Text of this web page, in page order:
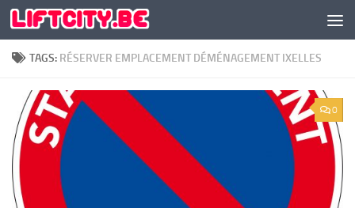
Doorgaan naar inhoud
TAGS: RÉSERVER EMPLACEMENT DÉMÉNAGEMENT IXELLES
0